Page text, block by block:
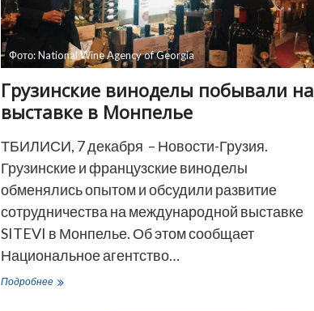
Фото: National Wine Agency of Georgia
Грузинские виноделы побывали на
выставке в Монпелье
ТБИЛИСИ, 7 декабря – Новости-Грузия.
Грузинские и французские виноделы
обменялись опытом и обсудили развитие
сотрудничества на международной выставке
SITEVI в Монпелье. Об этом сообщает
Национальное агентство…
ПодробнееГрузинские